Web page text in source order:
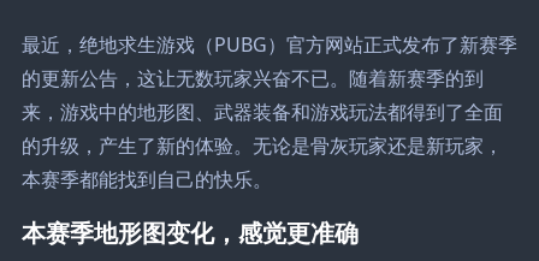
最近，绝地求生游戏（PUBG）官方网站正式发布了新赛季
的更新公告，这让无数玩家兴奋不已。随着新赛季的到
来，游戏中的地形图、武器装备和游戏玩法都得到了全面
的升级，产生了新的体验。无论是骨灰玩家还是新玩家，
本赛季都能找到自己的快乐。
本赛季地形图变化，感觉更准确